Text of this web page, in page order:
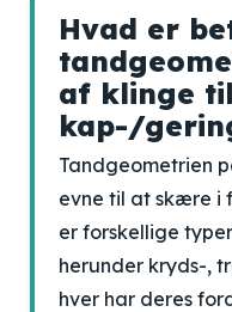
Hvad er
af klinge
kap-/
Tandgeometrien
evne til at skære i
er forskellige
herunder kryds-,
hver har deres